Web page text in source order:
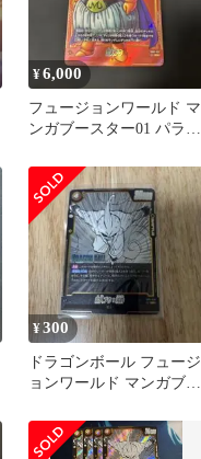
¥6,000
フュージョンワールド マ
ンガブースター01 パラレ
¥300
ドラゴンボール フュージ
ョンワールド マンガブー